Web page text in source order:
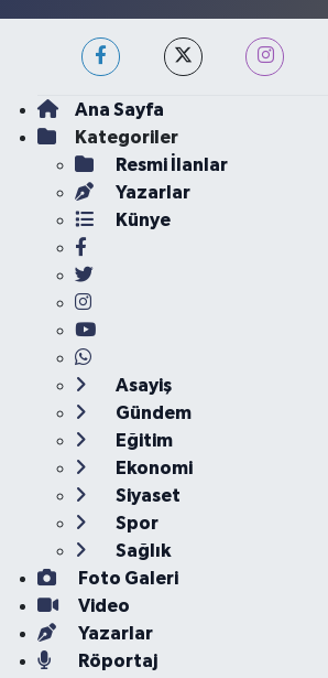
Ana Sayfa
Kategoriler
Resmi İlanlar
Yazarlar
Künye
Asayiş
Gündem
Eğitim
Ekonomi
Siyaset
Spor
Sağlık
Foto Galeri
Video
Yazarlar
Röportaj